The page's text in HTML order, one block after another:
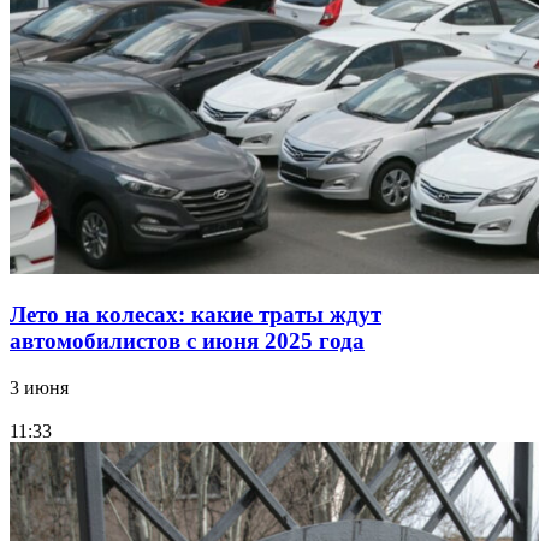
Лето на колесах: какие траты ждут
автомобилистов с июня 2025 года
3 июня
11:33